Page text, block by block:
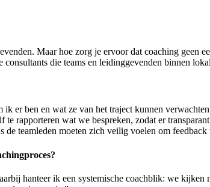
Maar hoe zorg je ervoor dat coaching geen
consultants die teams en leidinggevenden binnen
er ben en wat ze van het traject kunnen
rapporteren wat we bespreken, zodat er
teamleden moeten zich veilig voelen om feedback
hanteer ik een systemische coachblik: we